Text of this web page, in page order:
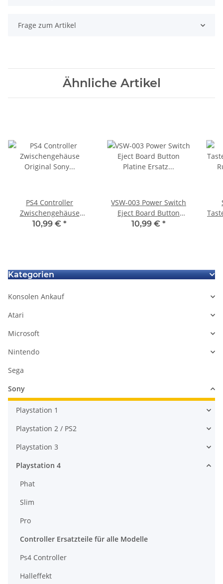
Frage zum Artikel
Ähnliche Artikel
PS4 Controller
Zwischengehäuse
Original Sony Ersatzteil
10,99 € *
VSW-003 Power Switch
Eject Board Button
Platine Ersatz für PS4
10,99 € *
Kategorien
Konsolen Ankauf
Atari
Microsoft
Nintendo
Sega
Sony
Playstation 1
Playstation 2 / PS2
Playstation 3
Playstation 4
Phat
Slim
Pro
Controller Ersatzteile für alle Modelle
Ps4 Controller
Halleffekt